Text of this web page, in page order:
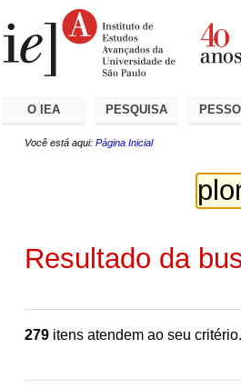
O IEA PESQUISA
Você está aqui: Página Inicial
Resultado da
279 itens atendem ao seu critério.